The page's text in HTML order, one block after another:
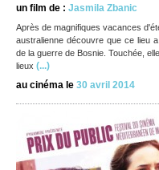
un film de : Jasmila Zbanic
Après de magnifiques vacances
australienne découvre que ce lieu
de la guerre de Bosnie. Touchée,
lieux (...)
au cinéma le 30 avril 2014